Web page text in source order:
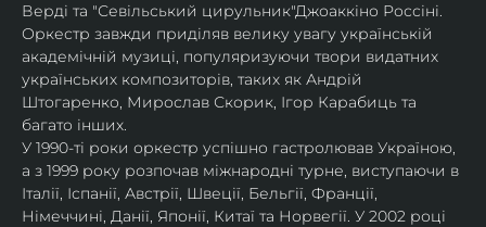
Верді та "Севільський цирульник"Джоаккіно Россіні.
Оркестр завжди приділяв велику увагу українській
академічній музиці, популяризуючи твори видатних
українських композиторів, таких як Андрій
Штогаренко, Мирослав Скорик, Ігор Карабиць та
багато інших.
У 1990-ті роки оркестр успішно гастролював Україною,
а з 1999 року розпочав міжнародні турне, виступаючи в
Італії, Іспанії, Австрії, Швеції, Бельгії, Франції,
Німеччині, Данії, Японії, Китаї та Норвегії. У 2002 році